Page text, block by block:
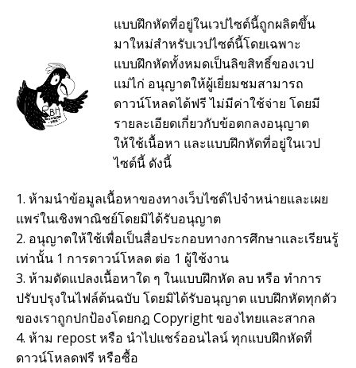
แบบฝึกหัดที่อยู่ในเวปไซต์นี้ถูกผลิตขึ้น
มาใหม่สำหรับเวปไซต์นี้โดยเฉพาะ
แบบฝึกหัดทั้งหมดเป็นลิขสิทธิ์ของเวป
แม่ไก่ อนุญาตให้ผู้เยี่ยมชมสามารถ
ดาวน์โหลดได้ฟรี ไม่มีค่าใช้จ่าย โดยมี
รายละเอียดเกี่ยวกับข้อตกลงอนุญาต
ให้ใช้เนื้อหา และแบบฝึกหัดที่อยู่ในเวป
ไซต์นี้ ดังนี้
1. ห้ามนำข้อมูลเนื้อหาของทางเว็บไซต์ไปจำหน่ายและเผย
แพร่ในเชิงพาณิชย์โดยมิได้รับอนุญาต
2. อนุญาตให้ใช้เพื่อเป็นสื่อประกอบทางการศึกษาและเรียนรู้
เท่านั้น 1 การดาวน์โหลด ต่อ 1 ผู้ใช้งาน
3. ห้ามดัดแปลงเนื้อหาใด ๆ ในแบบฝึกหัด ลบ หรือ ทำการ
ปรับปรุงในไฟล์ต้นฉบับ โดยมิได้รับอนุญาต แบบฝึกหัดทุกตัว
ของเราถูกปกป้องโดยกฎ Copyright ของไทยและสากล
4. ห้าม repost หรือ นำไปแชร์ออนไลน์ ทุกแบบฝึกหัดที่
ดาวน์โหลดฟรี หรือซื้อ